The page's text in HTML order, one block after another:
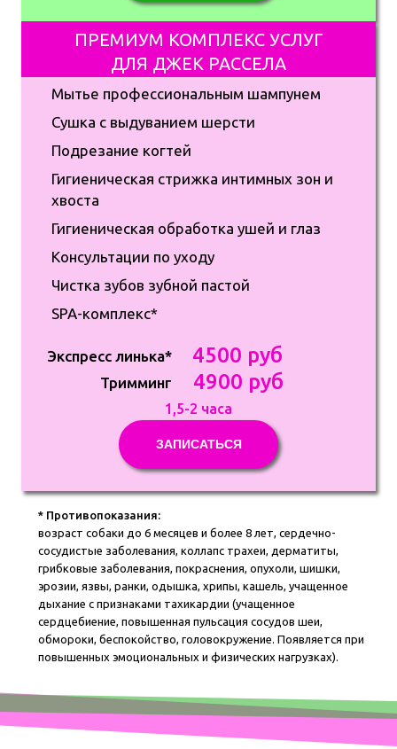
4900 руб
1,5-2 часа
ЗАПИСАТЬСЯ
ПРЕМИУМ КОМПЛЕКС УСЛУГ
ДЛЯ ДЖЕК РАССЕЛА
Экспресс линька*
Тримминг
4500 руб
Мытье профессиональным шампунем
Сушка с выдуванием шерсти
Подрезание когтей
Гигиеническая стрижка интимных зон и
хвоста
Гигиеническая обработка ушей и глаз
Консультации по уходу
Чистка зубов зубной пастой
SPA-комплекс*
* Противопоказания:
возраст собаки до 6 месяцев и более 8 лет, сердечно-
сосудистые заболевания, коллапс трахеи, дерматиты,
грибковые заболевания, покраснения, опухоли, шишки,
эрозии, язвы, ранки, одышка, хрипы, кашель, учащенное
дыхание с признаками тахикардии (учащенное
сердцебиение, повышенная пульсация сосудов шеи,
обмороки, беспокойство, головокружение. Появляется при
повышенных эмоциональных и физических нагрузках).